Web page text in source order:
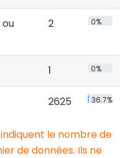
ou
2 0%
1 0%
2625 36.7%
le nombre de
de données. Ils ne